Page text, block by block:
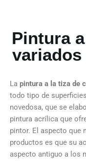
Pintura
variados
La pintura a la tiza de
todo tipo de
novedosa, que se
pintura acrílica que
pintor. El aspecto que
productos es que su
aspecto antiguo a los